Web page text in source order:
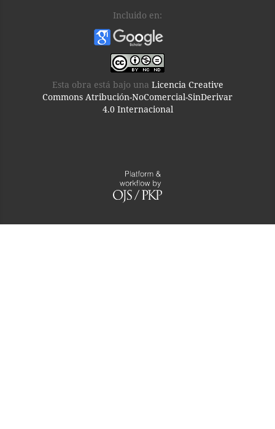
Incluido en:
Esta obra está bajo una Licencia Creative
Commons Atribución-NoComercial-SinDerivar
4.0 Internacional